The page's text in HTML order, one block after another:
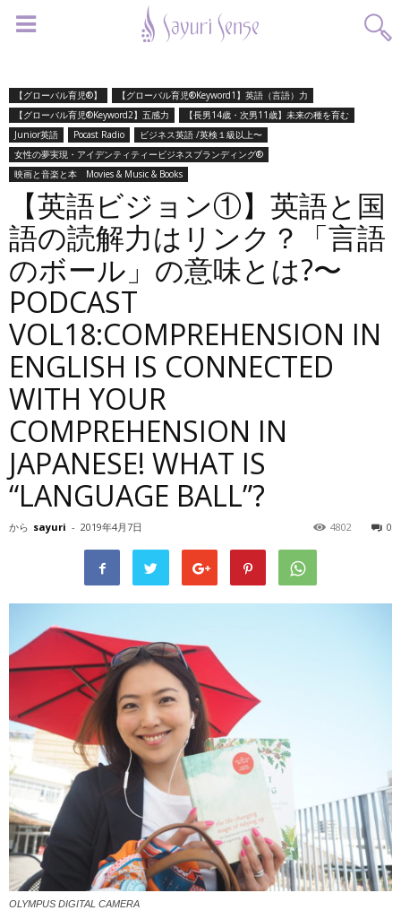
【グローバル育児®】
【グローバル育児®Keyword1】英語（言語）力
【グローバル育児®Keyword2】五感力
【長男14歳・次男11歳】未来の種を育む
Junior英語
Pocast Radio
ビジネス英語 /英検１級以上〜
女性の夢実現・アイデンティティービジネスブランディング®︎
映画と音楽と本 Movies & Music & Books
【英語ビジョン①】英語と国
語の読解力はリンク？「言語
のボール」の意味とは?〜
PODCAST
VOL18:COMPREHENSION IN
ENGLISH IS CONNECTED
WITH YOUR
COMPREHENSION IN
JAPANESE! WHAT IS
“LANGUAGE BALL”?
から sayuri - 2019年4月7日 0
4802
OLYMPUS DIGITAL CAMERA